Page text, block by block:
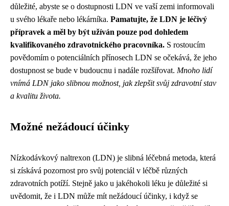
důležité, abyste se o dostupnosti LDN ve vaší zemi informovali
u svého lékaře nebo lékárníka. Pamatujte, že LDN je léčivý
přípravek a měl by být užíván pouze pod dohledem
kvalifikovaného zdravotnického pracovníka. S rostoucím
povědomím o potenciálních přínosech LDN se očekává, že jeho
dostupnost se bude v budoucnu i nadále rozšiřovat. Mnoho lidí
vnímá LDN jako slibnou možnost, jak zlepšit svůj zdravotní stav
a kvalitu života.
Možné nežádoucí účinky
Nízkodávkový naltrexon (LDN) je slibná léčebná metoda, která
si získává pozornost pro svůj potenciál v léčbě různých
zdravotních potíží. Stejně jako u jakéhokoli léku je důležité si
uvědomit, že i LDN může mít nežádoucí účinky, i když se